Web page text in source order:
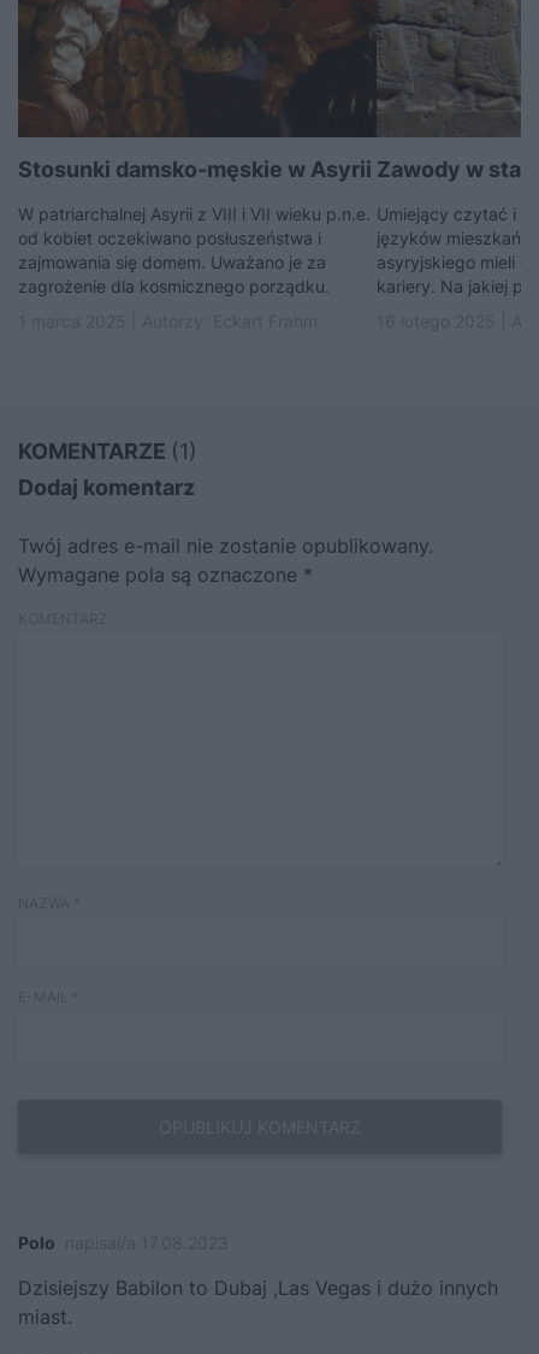
Stosunki damsko-męskie w Asyrii
W patriarchalnej Asyrii z VIII i VII wieku p.n.e.
od kobiet oczekiwano posłuszeństwa i
zajmowania się domem. Uważano je za
zagrożenie dla kosmicznego porządku.
Zawody w
Umiejący czytać i
języków
asyryjskiego mieli
kariery. Na jakiej
KOMENTARZE (1)
Dodaj komentarz
Twój adres e-mail nie zostanie opublikowany.
Wymagane pola są oznaczone *
Polo
Dzisiejszy Babilon to Dubaj ,Las Vegas i dużo innych
miast.